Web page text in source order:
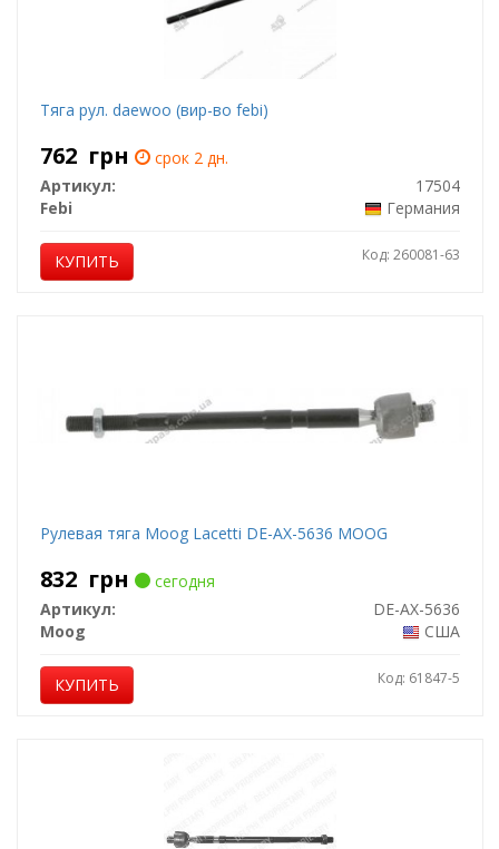
Тяга рул. daewoo (вир-во febi)
762 грн
срок 2 дн.
Артикул:
17504
Febi
Германия
КУПИТЬ Код: 260081-63
Рулевая тяга Moog Lacetti DE-AX-5636 MOOG
832 грн
сегодня
Артикул:
DE-AX-5636
Moog
США
КУПИТЬ Код: 61847-5